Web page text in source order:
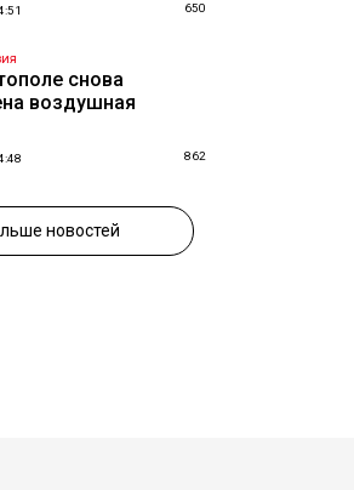
650
снова
воздушная
862
новостей